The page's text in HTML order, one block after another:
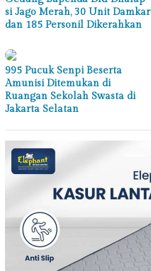
si Jago Merah, 30 Unit Damkar
dan 185 Personil Dikerahkan
995 Pucuk Senpi Beserta
Amunisi Ditemukan di
Ruangan Sekolah Swasta di
Jakarta Selatan